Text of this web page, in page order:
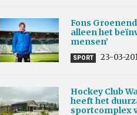
Fons
alleen het
mensen’
SPORT 23-03-
Hockey Club
heeft het
sportcomplex